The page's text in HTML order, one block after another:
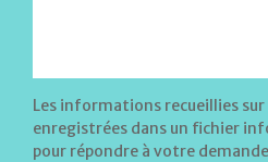
Les informations recueillies
enregistrées dans un fichier
pour répondre à votre